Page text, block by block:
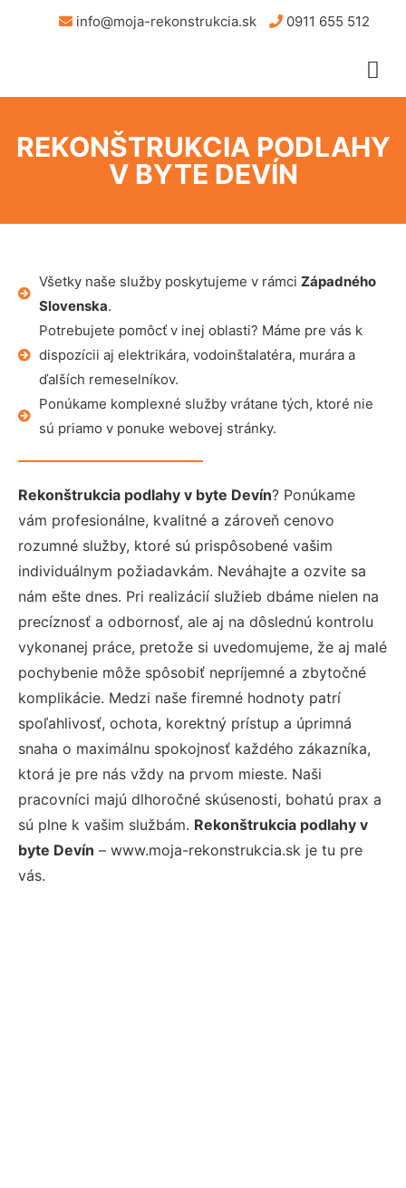
info@moja-rekonstrukcia.sk 0911 655 512
REKONŠTRUKCIA PODLAHY
V BYTE DEVÍN
Všetky naše služby poskytujeme v rámci Západného
Slovenska.
Potrebujete pomôcť v inej oblasti? Máme pre vás k
dispozícii aj elektrikára, vodoinštalatéra, murára a
ďalších remeselníkov.
Ponúkame komplexné služby vrátane tých, ktoré nie
sú priamo v ponuke webovej stránky.
Rekonštrukcia podlahy v byte Devín? Ponúkame
vám profesionálne, kvalitné a zároveň cenovo
rozumné služby, ktoré sú prispôsobené vašim
individuálnym požiadavkám. Neváhajte a ozvite sa
nám ešte dnes. Pri realizácií služieb dbáme nielen na
precíznosť a odbornosť, ale aj na dôslednú kontrolu
vykonanej práce, pretože si uvedomujeme, že aj malé
pochybenie môže spôsobiť nepríjemné a zbytočné
komplikácie. Medzi naše firemné hodnoty patrí
spoľahlivosť, ochota, korektný prístup a úprimná
snaha o maximálnu spokojnosť každého zákazníka,
ktorá je pre nás vždy na prvom mieste. Naši
pracovníci majú dlhoročné skúsenosti, bohatú prax a
sú plne k vašim službám. Rekonštrukcia podlahy v
byte Devín – www.moja-rekonstrukcia.sk je tu pre
vás.